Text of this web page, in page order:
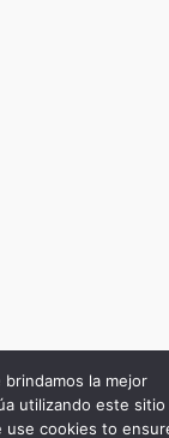
la mejor
utilizando este sitio
use cookies to